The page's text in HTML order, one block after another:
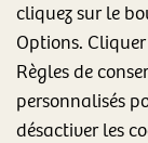
cliquez sur le
Options.
Règles de
personnalisés
désactiver les